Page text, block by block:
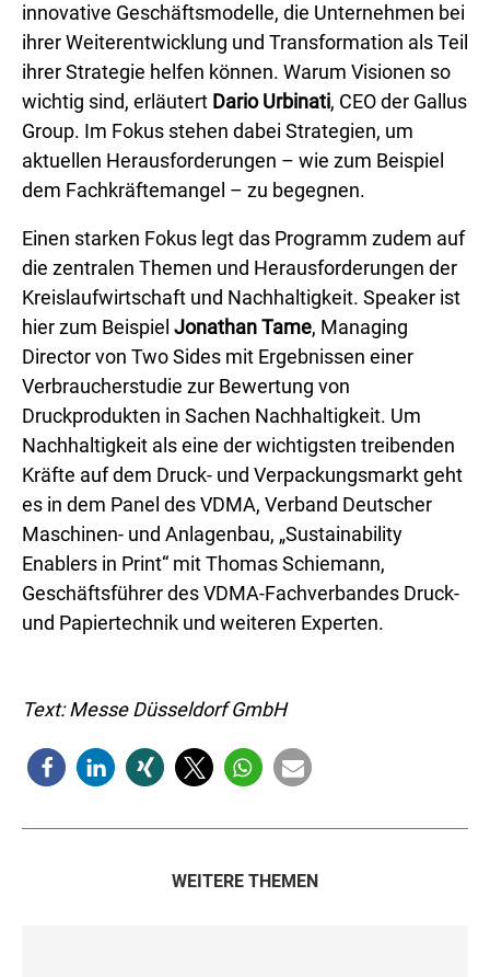
innovative Geschäftsmodelle, die Unternehmen bei
ihrer Weiterentwicklung und Transformation als Teil
ihrer Strategie helfen können. Warum Visionen so
wichtig sind, erläutert Dario Urbinati, CEO der Gallus
Group. Im Fokus stehen dabei Strategien, um
aktuellen Herausforderungen – wie zum Beispiel
dem Fachkräftemangel – zu begegnen.
Einen starken Fokus legt das Programm zudem auf
die zentralen Themen und Herausforderungen der
Kreislaufwirtschaft und Nachhaltigkeit. Speaker ist
hier zum Beispiel Jonathan Tame, Managing
Director von Two Sides mit Ergebnissen einer
Verbraucherstudie zur Bewertung von
Druckprodukten in Sachen Nachhaltigkeit. Um
Nachhaltigkeit als eine der wichtigsten treibenden
Kräfte auf dem Druck- und Verpackungsmarkt geht
es in dem Panel des VDMA, Verband Deutscher
Maschinen- und Anlagenbau, „Sustainability
Enablers in Print“ mit Thomas Schiemann,
Geschäftsführer des VDMA-Fachverbandes Druck-
und Papiertechnik und weiteren Experten.
Text: Messe Düsseldorf GmbH
WEITERE THEMEN